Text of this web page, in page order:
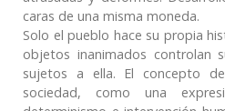
caras de una misma moneda.
Solo el pueblo hace su propia
objetos inanimados controlan
sujetos a ella. El concepto
sociedad, como una